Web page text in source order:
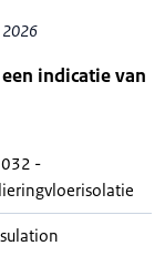
2026
indicatie van
-